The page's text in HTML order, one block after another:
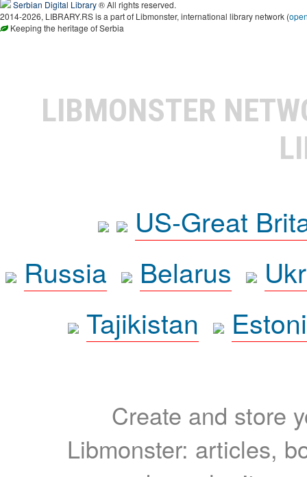
Serbian Digital Library® All rights reserved.
2014-2026, LIBRARY.RS is a part of Libmonster, international library network (
Keeping the heritage of Serbia
LIBMONSTER
US-Great
Russia
Belarus
Tajikistan
Create and store
Libmonster: articles,